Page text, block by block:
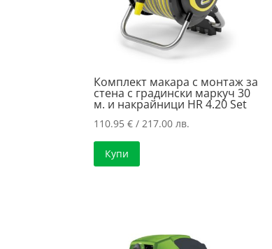
Комплект макара с монтаж за
стена с градински маркуч 30
м. и накрайници HR 4.20 Set
110.95€ / 217.00 лв.
Купи